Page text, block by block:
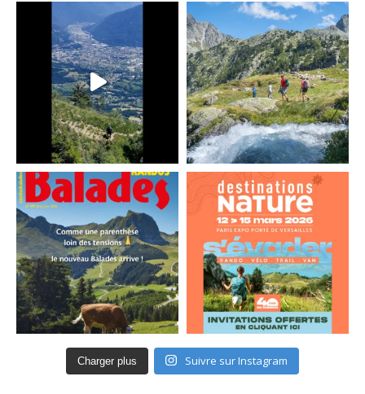
Charger plus Suivre sur Instagram